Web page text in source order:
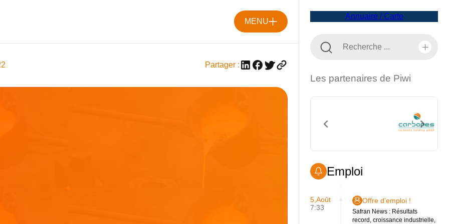
MENU
Partager :
Annuaire / Carte
Les partenaires de Piwi
Emploi
5,Août
7:33
Offre d'emploi !
Safran News : Résultats
record, croissance industrielle,